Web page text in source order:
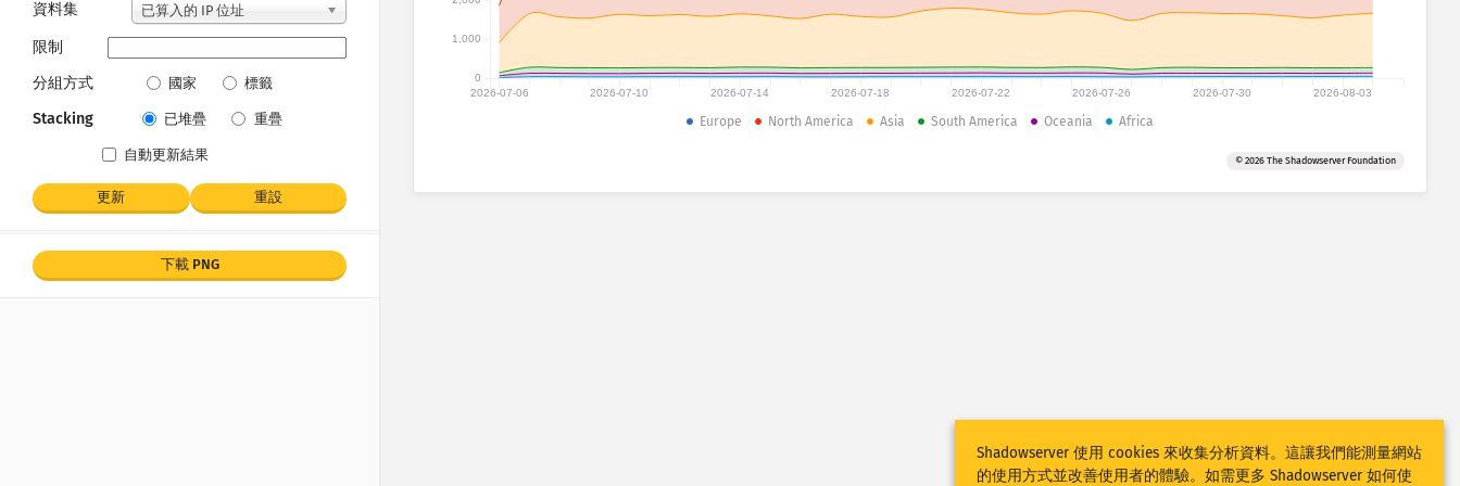
資料集 已算入的 IP 位址
限制
分組方式
國家 標籤
Stacking 已堆疊 重疊
自動更新結果
更新 重設
下載 PNG
2026-07-06 2026-07-10 2026-07-14 2026-07-18 2026-07-22 2026-07-26 2026-07-30 2026-08-03
0
1,000
Europe North America Asia South America Oceania Africa
© 2026 The Shadowserver Foundation
Shadowserver 使用 cookies 來收集分析資料。這讓我們能測量網站
的使用方式並改善使用者的體驗。如需更多 Shadowserver 如何使